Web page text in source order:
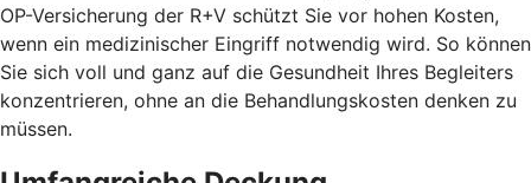
OP-Versicherung der R+V schützt Sie vor hohen Kosten,
wenn ein medizinischer Eingriff notwendig wird. So können
Sie sich voll und ganz auf die Gesundheit Ihres Begleiters
konzentrieren, ohne an die Behandlungskosten denken zu
müssen.